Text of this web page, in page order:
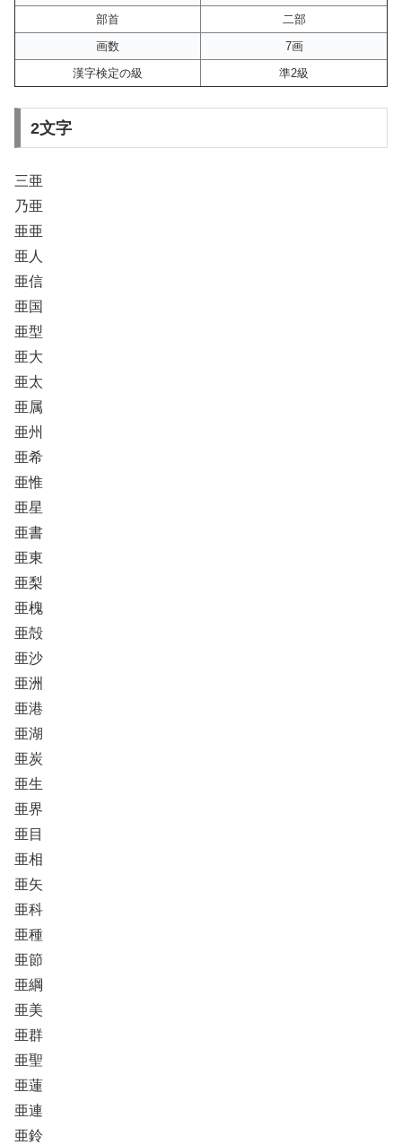
部首
二部
画数
7画
漢字検定の級
準2級
2文字
三亜
乃亜
亜亜
亜人
亜信
亜国
亜型
亜大
亜太
亜属
亜州
亜希
亜惟
亜星
亜書
亜東
亜梨
亜槐
亜殻
亜沙
亜洲
亜港
亜湖
亜炭
亜生
亜界
亜目
亜相
亜矢
亜科
亜種
亜節
亜綱
亜美
亜群
亜聖
亜蓮
亜連
亜鈴